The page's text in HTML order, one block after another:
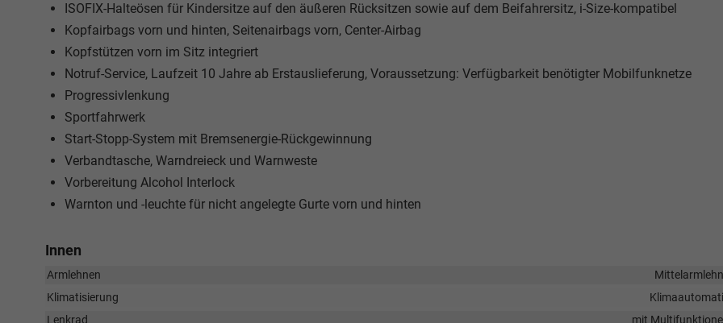
ISOFIX-Halteösen für Kindersitze auf den äußeren Rücksitzen sowie auf dem Beifahrersitz, i-Size-kompatibel
Kopfairbags vorn und hinten, Seitenairbags vorn, Center-Airbag
Kopfstützen vorn im Sitz integriert
Notruf-Service, Laufzeit 10 Jahre ab Erstauslieferung, Voraussetzung: Verfügbarkeit benötigter Mobilfunknetze
Progressivlenkung
Sportfahrwerk
Start-Stopp-System mit Bremsenergie-Rückgewinnung
Verbandtasche, Warndreieck und Warnweste
Vorbereitung Alcohol Interlock
Warnton und -leuchte für nicht angelegte Gurte vorn und hinten
Innen
Armlehnen
Klimatisierung
Lenkrad
mit